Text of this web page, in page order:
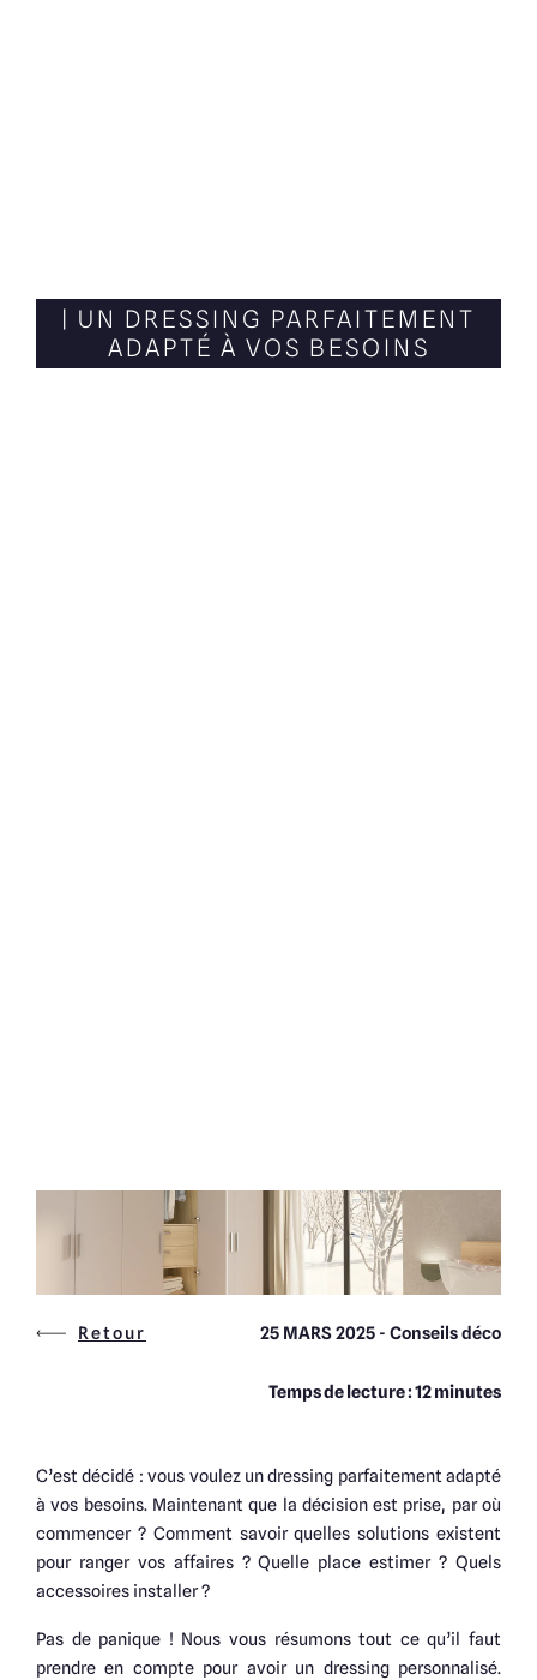
| UN DRESSING PARFAITEMENT
ADAPTÉ À VOS BESOINS
Retour 25 MARS 2025 - Conseils déco
Temps de lecture : 12 minutes
C’est décidé : vous voulez un dressing parfaitement adapté
à vos besoins. Maintenant que la décision est prise, par où
commencer ? Comment savoir quelles solutions existent
pour ranger vos affaires ? Quelle place estimer ? Quels
accessoires installer ?
Pas de panique ! Nous vous résumons tout ce qu’il faut
prendre en compte pour avoir un dressing personnalisé.